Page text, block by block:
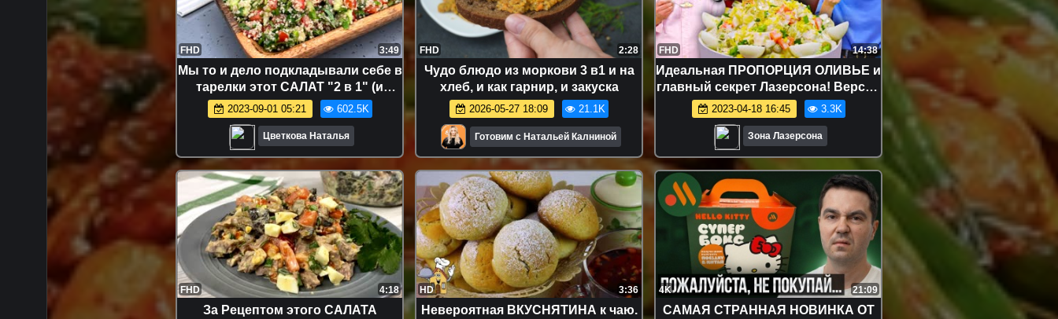
FHD 3:49
Мы то и дело подкладывали себе в
тарелки этот САЛАТ "2 в 1" (и
салат,и легкий ужин),а РЕЦЕПТ
простой
2023-09-01 05:21 602.5K
Цветкова Наталья
FHD 2:28
Чудо блюдо из моркови 3 в1 и на
хлеб, и как гарнир, и закуска
2026-05-27 18:09 21.1K
Готовим с Натальей Калниной
FHD 14:38
Идеальная ПРОПОРЦИЯ ОЛИВЬЕ и
главный секрет Лазерсона! Версия
С ШАМПАНСКИМ!
2023-04-18 16:45 3.3K
Зона Лазерсона
FHD 4:18
За Рецептом этого САЛАТА
HD 3:36
Невероятная ВКУСНЯТИНА к чаю.
4K 21:09
САМАЯ СТРАННАЯ НОВИНКА ОТ